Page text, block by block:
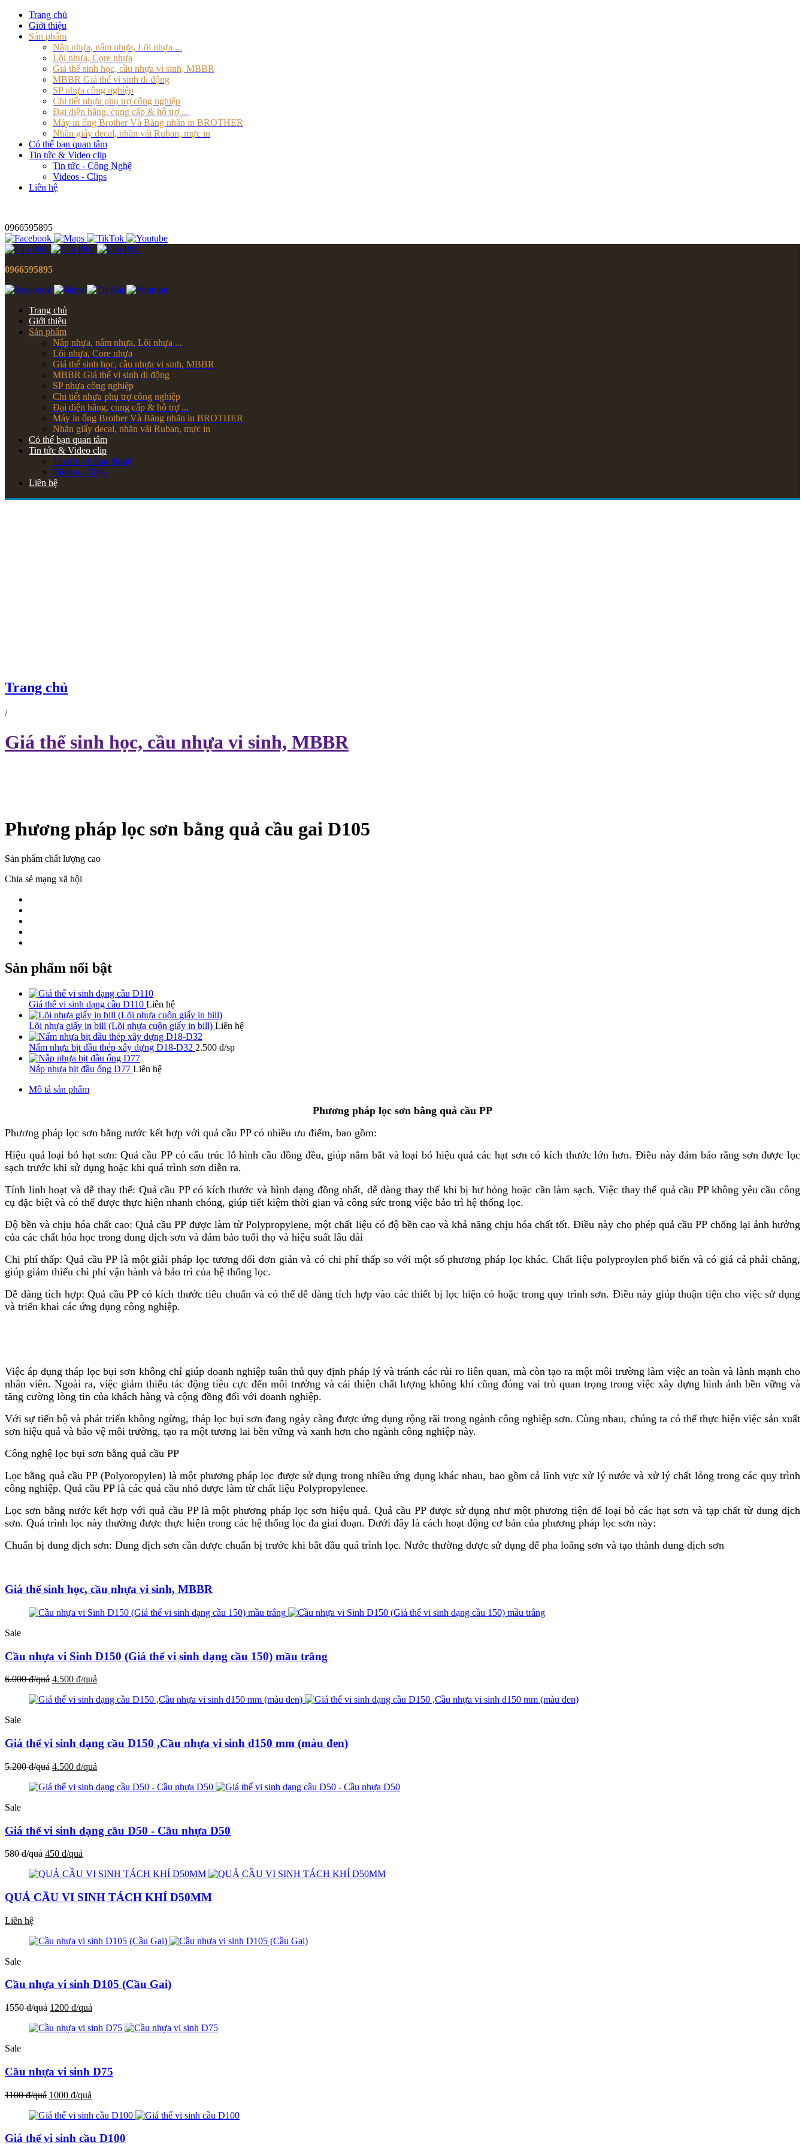
Trang chủ
Giới thiệu
Sản phẩm
Nắp nhựa, nấm nhựa, Lõi nhựa ...
Lõi nhựa, Core nhựa
Giá thể sinh học, cầu nhựa vi sinh, MBBR
MBBR Giá thể vi sinh di động
SP nhựa công nghiệp
Chi tiết nhựa phụ trợ công nghiệp
Đại diện hãng, cung cấp & hỗ trợ ...
Máy in ống Brother Và Băng nhãn in BROTHER
Nhãn giấy decal, nhãn vải Ruban, mực in
Có thể bạn quan tâm
Tin tức & Video clip
Tin tức - Công Nghệ
Videos - Clips
Liên hệ
0966595895
0966595895
Trang chủ
Giới thiệu
Sản phẩm
Nắp nhựa, nấm nhựa, Lõi nhựa ...
Lõi nhựa, Core nhựa
Giá thể sinh học, cầu nhựa vi sinh, MBBR
MBBR Giá thể vi sinh di động
SP nhựa công nghiệp
Chi tiết nhựa phụ trợ công nghiệp
Đại diện hãng, cung cấp & hỗ trợ ...
Máy in ống Brother Và Băng nhãn in BROTHER
Nhãn giấy decal, nhãn vải Ruban, mực in
Có thể bạn quan tâm
Tin tức & Video clip
Tin tức - Công Nghệ
Videos - Clips
Liên hệ
Trang chủ
/
Giá thể sinh học, cầu nhựa vi sinh, MBBR
Phương pháp lọc sơn bằng quả cầu gai D105
Sản phẩm chất lượng cao
Chia sẻ mạng xã hội
Sản phẩm nổi bật
Giá thể vi sinh dạng cầu D110 Liên hệ
Lõi nhựa giấy in bill (Lõi nhựa cuộn giấy in bill) Liên hệ
Nấm nhựa bịt đầu thép xây dựng D18-D32 2.500 đ/sp
Nắp nhựa bịt đầu ống D77 Liên hệ
Mô tả sản phẩm
Phương pháp lọc sơn bằng quả cầu PP
Phương pháp lọc sơn bằng nước kết hợp với quả cầu PP có nhiều ưu điểm, bao gồm:
Hiệu quả loại bỏ hạt sơn: Quả cầu PP có cấu trúc lỗ hình cầu đồng đều, giúp nắm bắt và loại bỏ hiệu quả các hạt sơn có kích thước lớn hơn. Điều này đảm bảo rằng sơn được lọc
sạch trước khi sử dụng hoặc khi quá trình sơn diễn ra.
Tính linh hoạt và dễ thay thế: Quả cầu PP có kích thước và hình dạng đồng nhất, dễ dàng thay thế khi bị hư hỏng hoặc cần làm sạch. Việc thay thế quả cầu PP không yêu cầu công
cụ đặc biệt và có thể được thực hiện nhanh chóng, giúp tiết kiệm thời gian và công sức trong việc bảo trì hệ thống lọc.
Độ bền và chịu hóa chất cao: Quả cầu PP được làm từ Polypropylene, một chất liệu có độ bền cao và khả năng chịu hóa chất tốt. Điều này cho phép quả cầu PP chống lại ảnh hưởng
của các chất hóa học trong dung dịch sơn và đảm bảo tuổi thọ và hiệu suất lâu dài
Chi phí thấp: Quả cầu PP là một giải pháp lọc tương đối đơn giản và có chi phí thấp so với một số phương pháp lọc khác. Chất liệu polyproylen phổ biến và có giá cả phải chăng,
giúp giảm thiểu chi phí vận hành và bảo trì của hệ thống lọc.
Dễ dàng tích hợp: Quả cầu PP có kích thước tiêu chuẩn và có thể dễ dàng tích hợp vào các thiết bị lọc hiện có hoặc trong quy trình sơn. Điều này giúp thuận tiện cho việc sử dụng
và triển khai các ứng dụng công nghiệp.
Việc áp dụng tháp lọc bụi sơn không chỉ giúp doanh nghiệp tuân thủ quy định pháp lý và tránh các rủi ro liên quan, mà còn tạo ra một môi trường làm việc an toàn và lành mạnh cho
nhân viên. Ngoài ra, việc giảm thiểu tác động tiêu cực đến môi trường và cải thiện chất lượng không khí cũng đóng vai trò quan trọng trong việc xây dựng hình ảnh bền vững và
tăng cường lòng tin của khách hàng và cộng đồng đối với doanh nghiệp.
Với sự tiến bộ và phát triển không ngừng, tháp lọc bụi sơn đang ngày càng được ứng dụng rộng rãi trong ngành công nghiệp sơn. Cùng nhau, chúng ta có thể thực hiện việc sản xuất
sơn hiệu quả và bảo vệ môi trường, tạo ra một tương lai bền vững và xanh hơn cho ngành công nghiệp này.
Công nghệ lọc bụi sơn bằng quả cầu PP
Lọc bằng quả cầu PP (Polyoropylen) là một phương pháp lọc được sử dụng trong nhiều ứng dụng khác nhau, bao gồm cả lĩnh vực xử lý nước và xử lý chất lỏng trong các quy trình
công nghiệp. Quả cầu PP là các quả cầu nhỏ được làm từ chất liệu Polypropylenee.
Lọc sơn bằng nước kết hợp với quả cầu PP là một phương pháp lọc sơn hiệu quả. Quả cầu PP được sử dụng như một phương tiện để loại bỏ các hạt sơn và tạp chất từ dung dịch
sơn. Quá trình lọc này thường được thực hiện trong các hệ thống lọc đa giai đoạn. Dưới đây là cách hoạt động cơ bản của phương pháp lọc sơn này:
Chuẩn bị dung dịch sơn: Dung dịch sơn cần được chuẩn bị trước khi bắt đầu quá trình lọc. Nước thường được sử dụng để pha loãng sơn và tạo thành dung dịch sơn
Giá thể sinh học, cầu nhựa vi sinh, MBBR
Sale
Cầu nhựa vi Sinh D150 (Giá thể vi sinh dạng cầu 150) mầu trắng
6.000 đ/quả 4.500 đ/quả
Sale
Giá thể vi sinh dạng cầu D150 ,Cầu nhựa vi sinh d150 mm (màu đen)
5.200 đ/quả 4.500 đ/quả
Sale
Giá thể vi sinh dạng cầu D50 - Cầu nhựa D50
580 đ/quả 450 đ/quả
QUẢ CẦU VI SINH TÁCH KHÍ D50MM
Liên hệ
Sale
Cầu nhựa vi sinh D105 (Cầu Gai)
1550 đ/quả 1200 đ/quả
Sale
Cầu nhựa vi sinh D75
1100 đ/quả 1000 đ/quả
Giá thể vi sinh cầu D100